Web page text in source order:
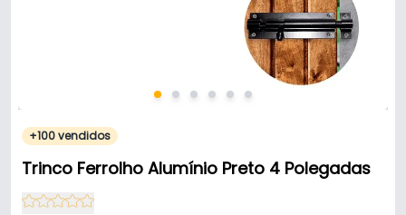
+100 vendidos
Trinco Ferrolho Alumínio Preto 4 Polegadas